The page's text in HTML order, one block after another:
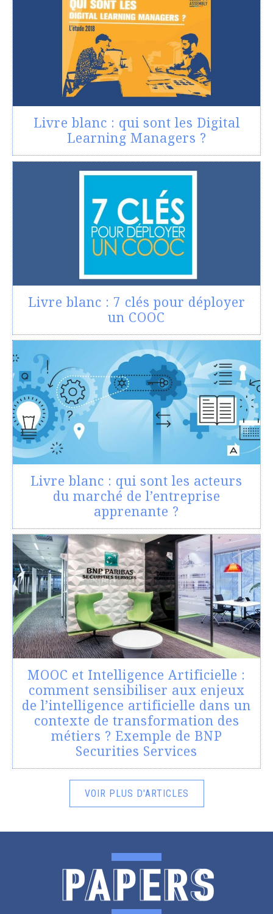
Livre blanc : qui sont les Digital
Learning Managers ?
Livre blanc : 7 clés pour déployer
un COOC
Livre blanc : qui sont les acteurs
du marché de l’entreprise
apprenante ?
MOOC et Intelligence Artificielle :
comment sensibiliser aux enjeux
de l’intelligence artificielle dans un
contexte de transformation des
métiers ? Exemple de BNP
Securities Services
VOIR PLUS D'ARTICLES